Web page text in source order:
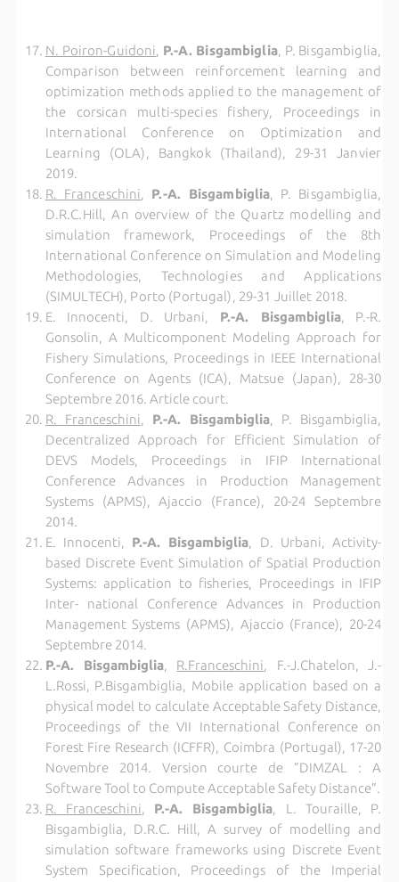
N. Poiron-Guidoni, P.-A. Bisgambiglia, P. Bisgambiglia,
Comparison between reinforcement learning and
optimization methods applied to the management of
the corsican multi-species fishery, Proceedings in
International Conference on Optimization and
Learning (OLA), Bangkok (Thailand), 29-31 Janvier
2019.
R. Franceschini, P.-A. Bisgambiglia, P. Bisgambiglia,
D.R.C.Hill, An overview of the Quartz modelling and
simulation framework, Proceedings of the 8th
International Conference on Simulation and Modeling
Methodologies, Technologies and Applications
(SIMULTECH), Porto (Portugal), 29-31 Juillet 2018.
E. Innocenti, D. Urbani, P.-A. Bisgambiglia, P.-R.
Gonsolin, A Multicomponent Modeling Approach for
Fishery Simulations, Proceedings in IEEE International
Conference on Agents (ICA), Matsue (Japan), 28-30
Septembre 2016. Article court.
R. Franceschini, P.-A. Bisgambiglia, P. Bisgambiglia,
Decentralized Approach for Efficient Simulation of
DEVS Models, Proceedings in IFIP International
Conference Advances in Production Management
Systems (APMS), Ajaccio (France), 20-24 Septembre
2014.
E. Innocenti, P.-A. Bisgambiglia, D. Urbani, Activity-
based Discrete Event Simulation of Spatial Production
Systems: application to fisheries, Proceedings in IFIP
Inter- national Conference Advances in Production
Management Systems (APMS), Ajaccio (France), 20-24
Septembre 2014.
P.-A. Bisgambiglia, R.Franceschini, F.-J.Chatelon, J.-
L.Rossi, P.Bisgambiglia, Mobile application based on a
physical model to calculate Acceptable Safety Distance,
Proceedings of the VII International Conference on
Forest Fire Research (ICFFR), Coimbra (Portugal), 17-20
Novembre 2014. Version courte de ”DIMZAL : A
Software Tool to Compute Acceptable Safety Distance”.
R. Franceschini, P.-A. Bisgambiglia, L. Touraille, P.
Bisgambiglia, D.R.C. Hill, A survey of modelling and
simulation software frameworks using Discrete Event
System Specification, Proceedings of the Imperial